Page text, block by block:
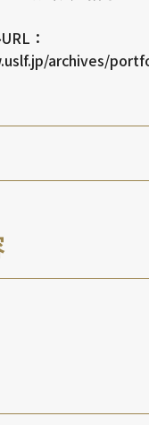
：
archives/